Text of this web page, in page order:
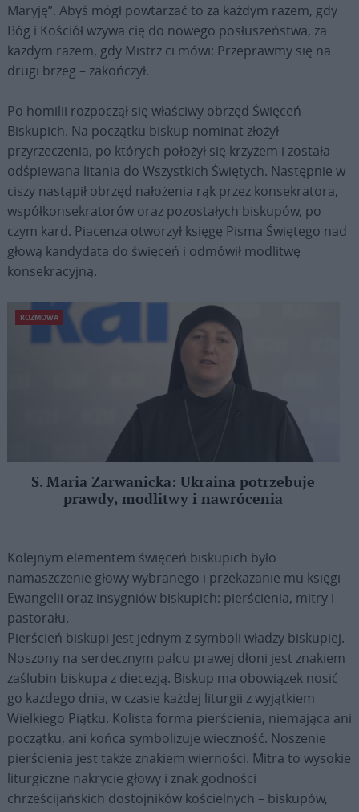
Maryję”. Abyś mógł powtarzać to za każdym razem, gdy
Bóg i Kościół wzywa cię do nowego posłuszeństwa, za
każdym razem, gdy Mistrz ci mówi: Przeprawmy się na
drugi brzeg – zakończył.
Po homilii rozpoczął się właściwy obrzęd Święceń
Biskupich. Na początku biskup nominat złożył
przyrzeczenia, po których położył się krzyżem i została
odśpiewana litania do Wszystkich Świętych. Następnie w
ciszy nastąpił obrzęd nałożenia rąk przez konsekratora,
współkonsekratorów oraz pozostałych biskupów, po
czym kard. Piacenza otworzył księgę Pisma Świętego nad
głową kandydata do święceń i odmówił modlitwę
konsekracyjną.
ROZMOWA
S. Maria Zarwanicka: Ukraina potrzebuje
prawdy, modlitwy i nawrócenia
Kolejnym elementem święceń biskupich było
namaszczenie głowy wybranego i przekazanie mu księgi
Ewangelii oraz insygniów biskupich: pierścienia, mitry i
pastorału.
Pierścień biskupi jest jednym z symboli władzy biskupiej.
Noszony na serdecznym palcu prawej dłoni jest znakiem
zaślubin biskupa z diecezją. Biskup ma obowiązek nosić
go każdego dnia, w czasie każdej liturgii z wyjątkiem
Wielkiego Piątku. Kolista forma pierścienia, niemająca ani
początku, ani końca symbolizuje wieczność. Noszenie
pierścienia jest także znakiem wierności. Mitra to wysokie
liturgiczne nakrycie głowy i znak godności
chrześcijańskich dostojników kościelnych – biskupów,